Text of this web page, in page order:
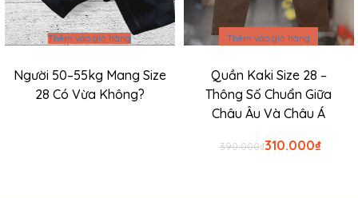
Thêm vào giỏ hàng
Người 50–55kg Mang Size
28 Có Vừa Không?
Thêm vào giỏ hàng
Quần Kaki Size 28 –
Thông Số Chuẩn Giữa
Châu Âu Và Châu Á
₫
390.000 Giá
₫
310.000 Giá